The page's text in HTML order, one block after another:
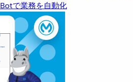
Botで業務を自動化